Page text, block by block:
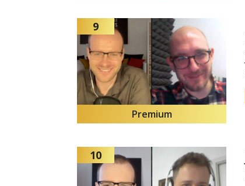
9
Premium
10